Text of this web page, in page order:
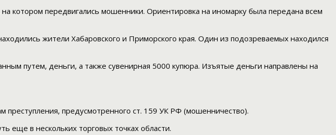
котором передвигались мошенники. Ориентировка на иномарку была передана всем
жители Хабаровского и Приморского края. Один из подозреваемых находился
путем, деньги, а также сувенирная 5000 купюра. Изъятые деньги направлены на
предусмотренного ст. 159 УК РФ (мошенничество).
еще в нескольких торговых точках области.